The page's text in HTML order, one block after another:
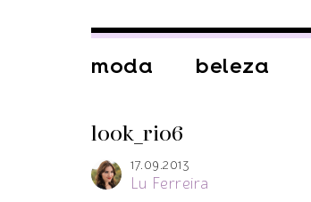
moda beleza
look_rio6
17.09.2013
Lu Ferreira